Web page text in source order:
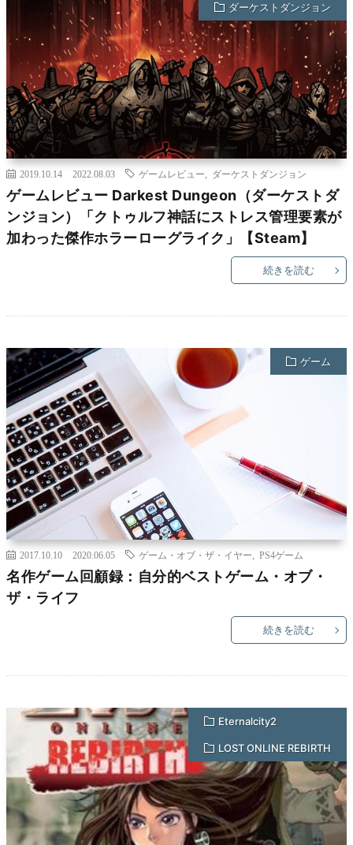
ダーケストダンジョン
2019.10.14 2022.08.03 ゲームレビュー ダーケストダンジョン
ゲームレビュー Darkest Dungeon（ダーケストダ
ンジョン）「クトゥルフ神話にストレス管理要素が
加わった傑作ホラーローグライク」【Steam】
続きを読む
ゲーム
2017.10.10 2020.06.05 ゲーム・オブ・ザ・イヤー PS4ゲーム
名作ゲーム回顧録：自分的ベストゲーム・オブ・
ザ・ライフ
続きを読む
Eternalcity2
LOST ONLINE REBIRTH